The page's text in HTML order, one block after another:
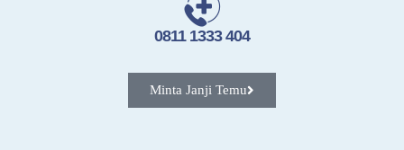
0811 1333 404
Minta Janji Temu